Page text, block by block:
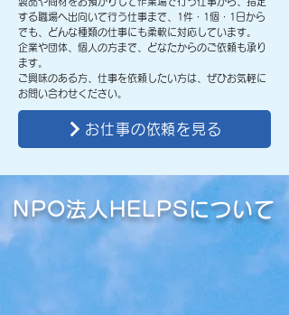
する職場へ出向いて行う仕事まで、1件・1個・1日から
でも、どんな種類の仕事にも柔軟に対応しています。
企業や団体、個人の方まで、どなたからのご依頼も承り
ます。
​ご興味のある方、仕事を依頼したい方は、ぜひお気軽に
お問い合わせください。
お仕事の依頼を見る
NPO法人HELPSについて